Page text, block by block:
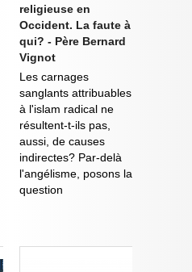
religieuse en
Occident. La faute à
qui? - Père Bernard
Vignot
Les carnages
sanglants attribuables
à l'islam radical ne
résultent-t-ils pas,
aussi, de causes
indirectes? Par-delà
l'angélisme, posons la
question